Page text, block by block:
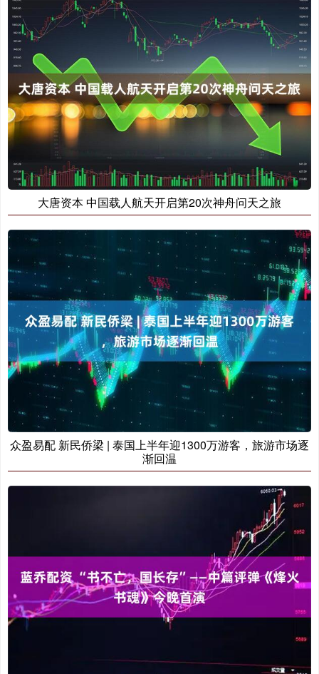
大唐资本 中国载人航天开启第20次神舟问天之旅
众盈易配 新民侨梁 | 泰国上半年迎1300万游客，旅游市场逐
渐回温